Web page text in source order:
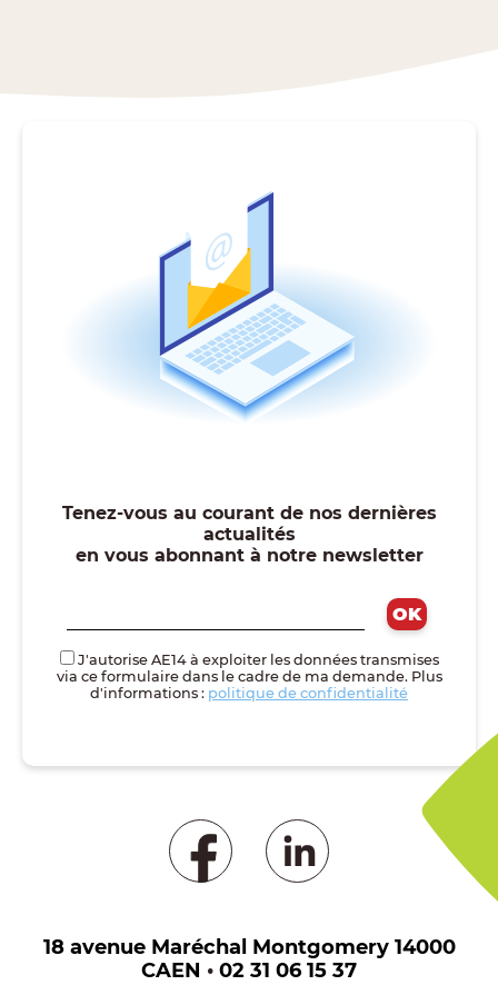
Tenez-vous au courant de nos dernières
actualités
en vous abonnant à notre newsletter
J'autorise AE14 à exploiter les données transmises
via ce formulaire dans le cadre de ma demande. Plus
d'informations : politique de confidentialité
18 avenue Maréchal Montgomery 14000
CAEN • 02 31 06 15 37